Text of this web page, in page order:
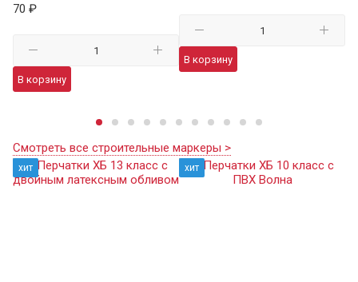
70 ₽
В корзину
В корзину
Смотреть все строительные маркеры >
хит хит